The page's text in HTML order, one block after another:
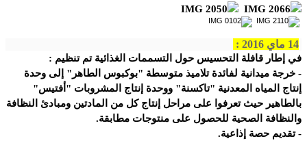
14 ماي 2016 :
في إطار قافلة التحسيس حول التسممات الغذائية تم تنظيم :
- خرجة ميدانية لفائدة تلاميذ متوسطة "بوكبوس الطاهر" إلى وحدة
إنتاج المياه المعدنية "تاكسنة" ووحدة إنتاج المشروبات "أفتيس"
بالطاهير حيث تعرفوا على مراحل إنتاج كل من المادتين ومبادئ النظافة
والنظافة الصحية للحصول على منتوجات مطابقة.
- تقديم حصة إذاعية.